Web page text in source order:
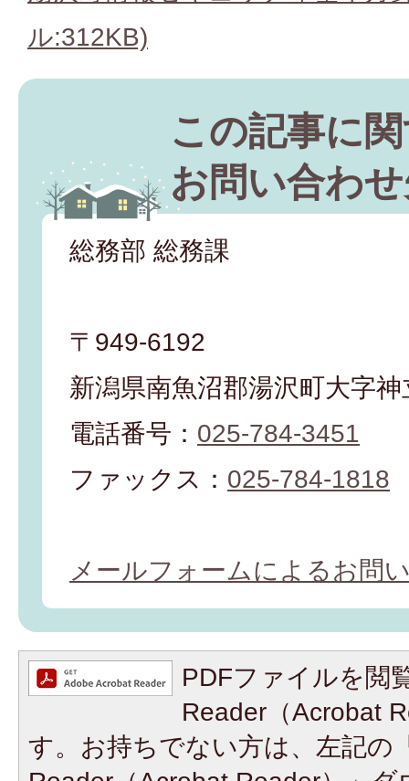
ル:312KB)
この記事に
お問い合わ
総務部 総務課
〒949-6192
新潟県南魚沼郡湯沢町大字
電話番号： 025-784-3451
ファックス： 025-784-1818
メールフォームによるお問
PDFファイルを閲
Reader（Acrobat
す。お持ちでない方は、左記の